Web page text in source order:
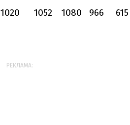
1020 1052 1080 966 615
РЕКЛАМА: